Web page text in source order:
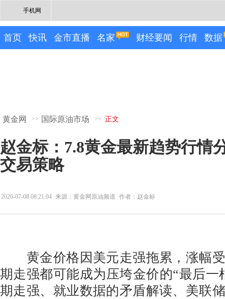
手机网
首页 快讯 金市直播 名家 财经要闻 行情 数据
黄金网 >> 国际原油市场 >> 正文
赵金标：7.8黄金最新趋势行情
交易策略
2026-07-08 08:21:04 来源：黄金网原油频道 作者：赵金标
黄金价格因美元走强拖累，涨幅受
期走强都可能成为压垮金价的“最后一
期走强、就业数据的矛盾解读、美联